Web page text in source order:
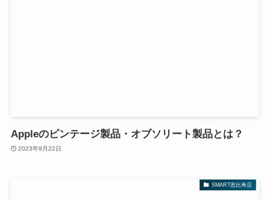
Appleのビンテージ製品・オブソリート製品とは？
2023年9月22日
SMART恵比寿店